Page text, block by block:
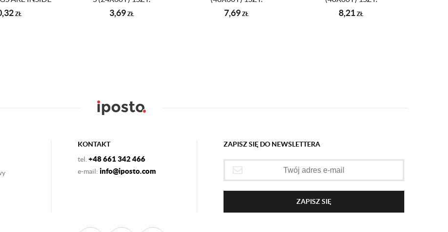
1 SZT.
ZŁ 3,69 ZŁ 7,69 ZŁ 8,21 ZŁ
KONTAKT
tel.+48 661 342 466
e-mail: info@iposto.com
ZAPISZ SIĘ DO NEWSLETTERA
ZAPISZ SIĘ